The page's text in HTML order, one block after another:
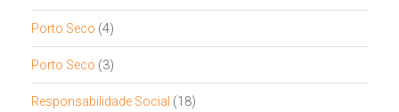
Porto Seco (4)
Porto Seco (3)
Responsabilidade Social (18)